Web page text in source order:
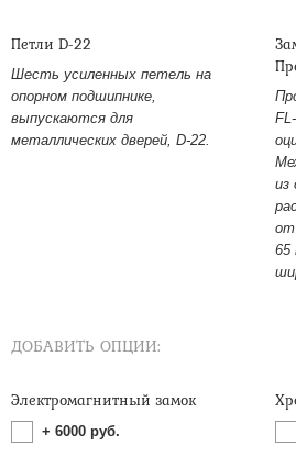
Петли D-22
Шесть усиленных петель на
опорном подшипнике,
выпускаются для
металлических дверей, D-22.
из
от
65
ДОБАВИТЬ ОПЦИИ:
Электромагнитный замок
+ 6000 руб.